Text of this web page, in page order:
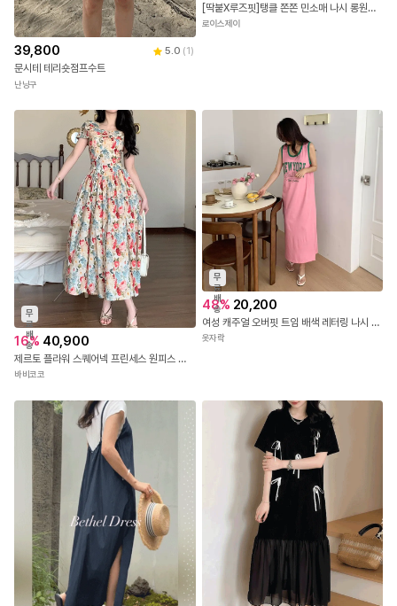
39,800 5.0 (1 )
문시테 테리숏점프수트
난닝구
[딱붙X루즈핏]탱클 쫀쫀 민소매 나시 롱원피스 냉장고 원피스 바캉스룩 휴양지룩 공항룩 여행룩 데일리룩 시원한 냉장고 원피스 그레이 차콜 블랙 무지 심플한 원피스 대한민국 내수
로이스제이
무
료
배
송
16% 40,900
제르토 플라워 스퀘어넥 프린세스 원피스 드레스
바비코코
무
료
배
송
48% 20,200
여성 캐주얼 오버핏 트임 배색 레터링 나시 롱 원피스
옷자락